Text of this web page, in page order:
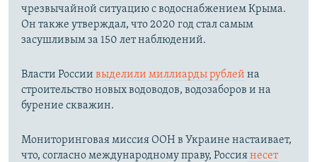
чрезвычайной ситуацию с водоснабжением Крыма.
Он также утверждал, что 2020 год стал самым
засушливым за 150 лет наблюдений.​
Власти России выделили миллиарды рублей на
строительство новых водоводов, водозаборов и на
бурение скважин.
Мониторинговая миссия ООН в Украине настаивает,
что, согласно международному праву, Россиянесет